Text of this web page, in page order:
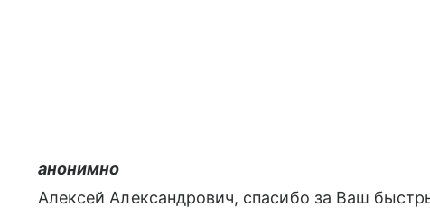
анонимно
Алексей Александрович, спасибо за Ваш